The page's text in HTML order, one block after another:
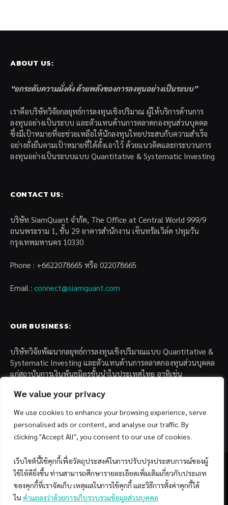
We value your privacy
We use cookies to enhance your browsing experience, serve
personalised ads or content, and analyse our traffic. By
clicking "Accept All", you consent to our use of cookies.
เว็บไซต์นี้ใช้คุกกี้เพื่อวัตถุประสงค์ในการปรับปรุงประสบการณ์ของผู้
ใช้ให้ดียิ่งขึ้น ท่านสามารถศึกษารายละเอียดเพิ่มเติมเกี่ยวกับประเภท
ของคุกกี้ที่เราจัดเก็บ เหตุผลในการใช้คุกกี้ และวิธีการตั้งค่าคุกกี้ได้
ใน คำแถลงว่าด้วยการเก็บรวบรวมข้อมูลส่วนบุคคล
ABOUT US:
“ยกระดับความมั่งคั่ง ด้วยพลังของการลงทุนอย่างเป็นระบบ”
เราคือบริษัทวิจัยกลยุทธ์การลงทุนเชิงปริมาณ ผู้ให้บริการด้านการ
ลงทุนอย่างเป็นระบบ และตัวแทนด้านการตลาดกองทุนส่วนบุคคล
ซึ่งมีเป้าหมายที่จะช่วยเหลือให้นักลงทุนไทยประสบกับความสำเร็จ
อย่างยั่งยืนตามเป้าหมายที่ได้ตั้งเอาไว้ ด้วยแนวคิดและกระบวนการ
ลงทุนอย่างเป็นระบบแบบ Quantitative & Systematic Investing
CONTACT US:
บริษัท SiamQuant จำกัด, The Office at Central World 999/9
ถนนพระราม 1, ชั้น 29 อาคารสำนักงาน เซ็นทรัลเวิล์ด ปทุมวัน
กรุงเทพมหานคร 10330
Phone : +6622078665 หรือ 022078665
Email : connect@siamquant.com
OUR BUSINESS:
บริษัทวิจัยพัฒนากลยุทธ์การลงทุนเชิงปริมาณแบบ Quantitative &
Systematic Investing และตัวแทนด้านการตลาดกองทุนส่วนบุคคล
แก่สถาบันการเงินพันธมิตรชั้นนำในประเทศไทย อาทิเช่น
– บล. กรุงไทย เอ็กซ์สปริง จำกัด
– บล. ฟิลลิป (ประเทศไทย) จำกัด (มหาชน)
Facebook YouTube